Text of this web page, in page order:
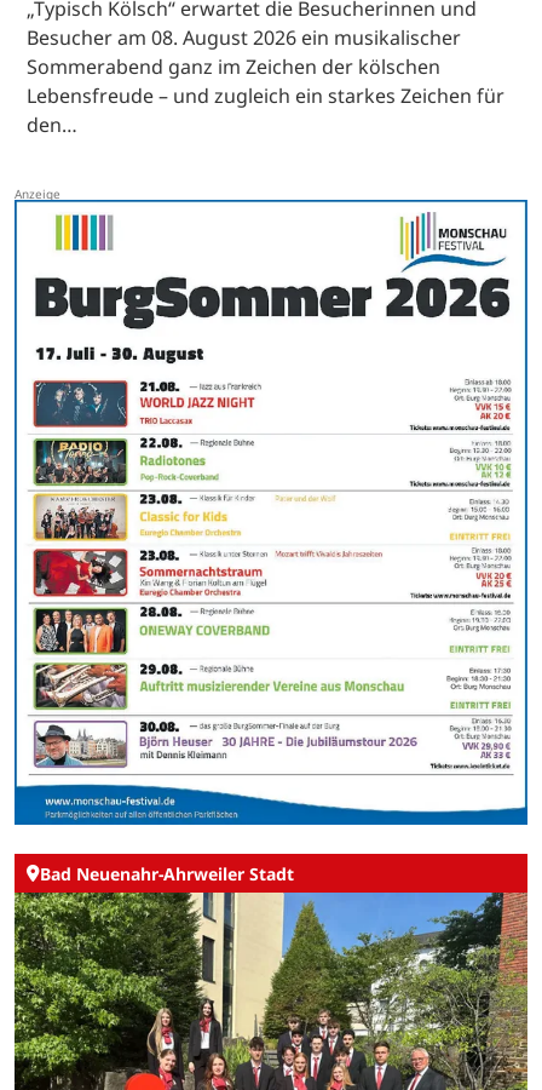
„Typisch Kölsch“ erwartet die Besucherinnen und
Besucher am 08. August 2026 ein musikalischer
Sommerabend ganz im Zeichen der kölschen
Lebensfreude – und zugleich ein starkes Zeichen für
den…
Bad Neuenahr-Ahrweiler Stadt